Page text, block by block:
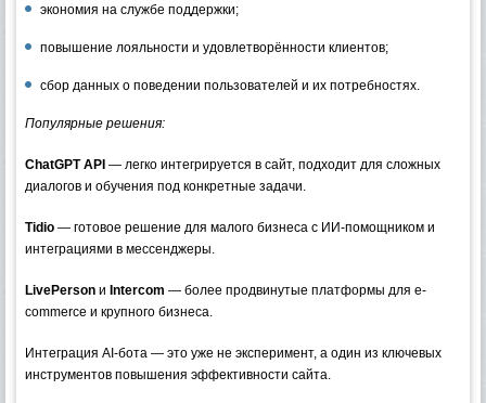
экономия на службе поддержки;
повышение лояльности и удовлетворённости клиентов;
сбор данных о поведении пользователей и их потребностях.
Популярные решения:
ChatGPT API — легко интегрируется в сайт, подходит для сложных
диалогов и обучения под конкретные задачи.
Tidio — готовое решение для малого бизнеса с ИИ-помощником и
интеграциями в мессенджеры.
LivePerson и Intercom — более продвинутые платформы для e-
commerce и крупного бизнеса.
Интеграция AI-бота — это уже не эксперимент, а один из ключевых
инструментов повышения эффективности сайта.